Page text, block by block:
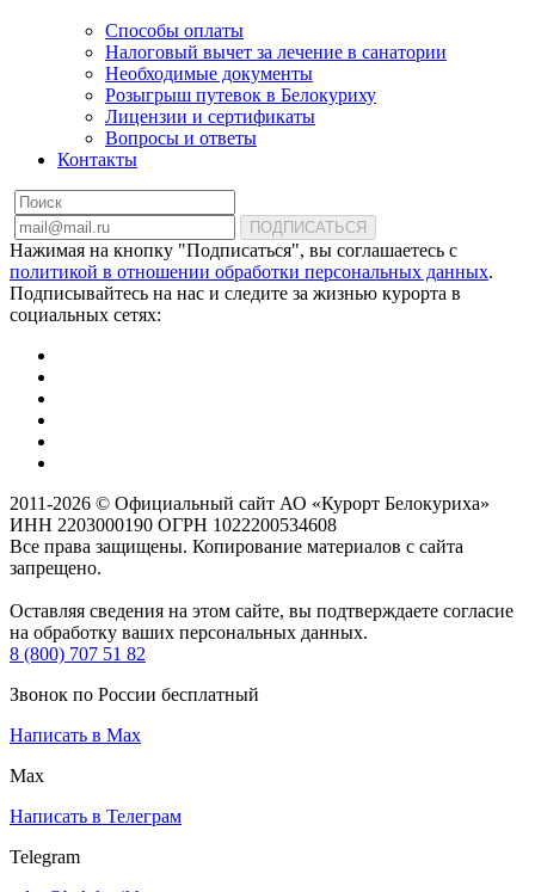
Способы оплаты
Налоговый вычет за лечение в санатории
Необходимые документы
Розыгрыш путевок в Белокуриху
Лицензии и сертификаты
Вопросы и ответы
Контакты
ПОДПИСАТЬСЯ
Нажимая на кнопку "Подписаться", вы соглашаетесь с
политикой в отношении обработки персональных данных.
Подписывайтесь на нас и следите за жизнью курорта в
социальных сетях:
2011-2026 © Официальный сайт АО «Курорт Белокуриха»
ИНН 2203000190 ОГРН 1022200534608
Все права защищены. Копирование материалов с сайта
запрещено.
Оставляя сведения на этом сайте, вы подтверждаете согласие
на обработку ваших персональных данных.
8 (800) 707 51 82
Звонок по России бесплатный
Написать в Max
Max
Написать в Телеграм
Telegram